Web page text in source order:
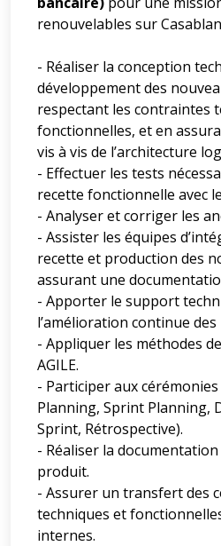
renouvelables sur
- Réaliser la conception
développement des
respectant les contraintes
fonctionnelles, et en
vis à vis de l’architecture
- Effectuer les tests
recette fonctionnelle avec
- Analyser et corriger les
- Assister les équipes
recette et production des
assurant une
- Apporter le support
l’amélioration continue
- Appliquer les méthodes
AGILE.
- Participer aux
Planning, Sprint Planning,
Sprint, Rétrospective).
- Réaliser la
produit.
- Assurer un transfert des
techniques et
internes.